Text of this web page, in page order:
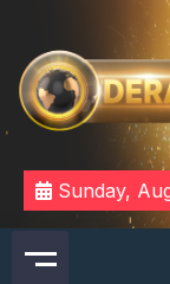
content
Sunday,